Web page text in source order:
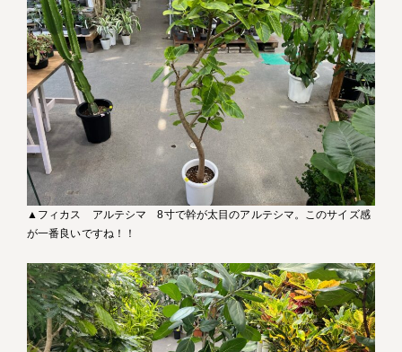
▲フィカス アルテシマ 8寸で幹が太目のアルテシマ。このサイズ感
が一番良いですね！！